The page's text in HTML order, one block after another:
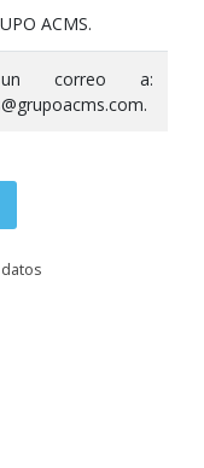
ACMS.
un correo a: